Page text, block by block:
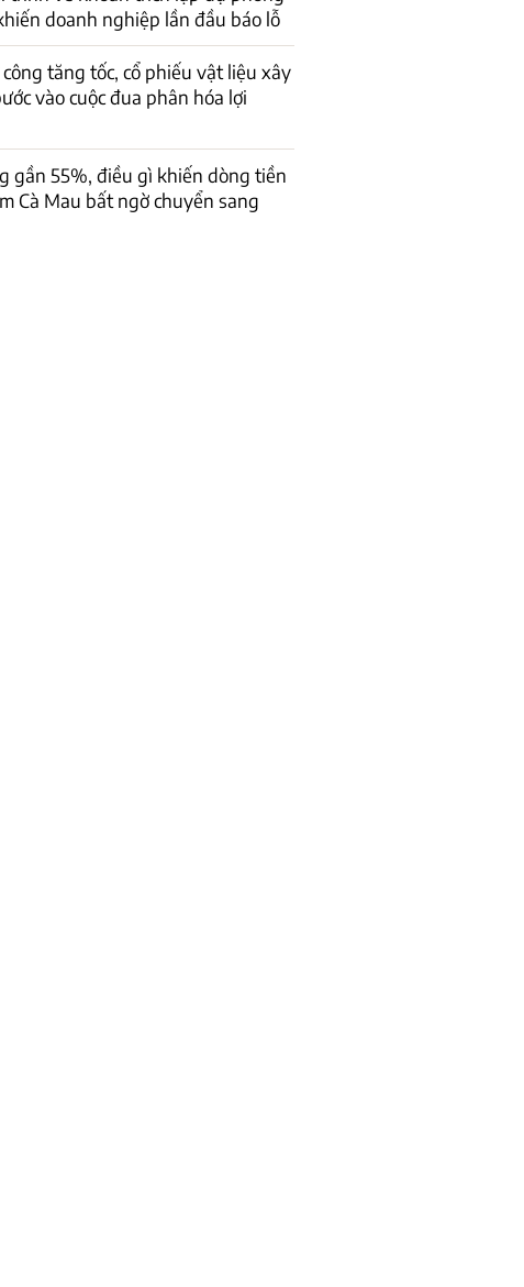
doanh nghiệp lần đầu báo lỗ
tăng tốc, cổ phiếu vật liệu xây
vào cuộc đua phân hóa lợi
gần 55%, điều gì khiến dòng tiền
Cà Mau bất ngờ chuyển sang